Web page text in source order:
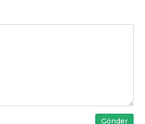
Gönder